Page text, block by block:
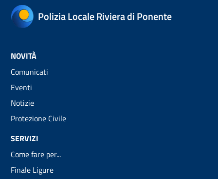
Polizia Locale Riviera di Ponente
NOVITÀ
Comunicati
Eventi
Notizie
Protezione Civile
SERVIZI
Come fare per...
Finale Ligure